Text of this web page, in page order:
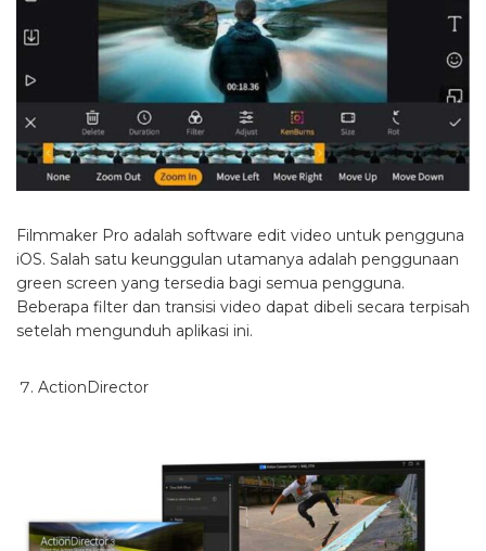
Filmmaker Pro adalah software edit video untuk pengguna
iOS. Salah satu keunggulan utamanya adalah penggunaan
green screen yang tersedia bagi semua pengguna.
Beberapa filter dan transisi video dapat dibeli secara terpisah
setelah mengunduh aplikasi ini.
ActionDirector